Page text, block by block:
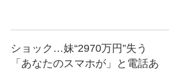
ショック…妹“2970万円”失う
「あなたのスマホが」と電話あ